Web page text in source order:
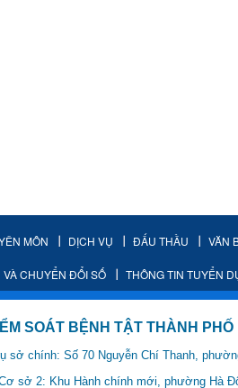
MÔN DỊCH VỤ ĐẤU THẦU VĂN
CHUYỂN ĐỔI SỐ THÔNG TIN TUYỂN
BỆNH TẬT THÀNH PHỐ
sở chính: Số 70 Nguyễn Chí Thanh,
mới, phường Hà Đông,